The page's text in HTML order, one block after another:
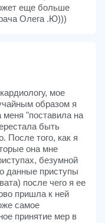
еще больше
Олега .Ю)))
мое
образом я
"поставила на
быть
После того, как я
она мне
безумной
данные приступы
после чего я ее
пришла к ней
самое
принятие мер в